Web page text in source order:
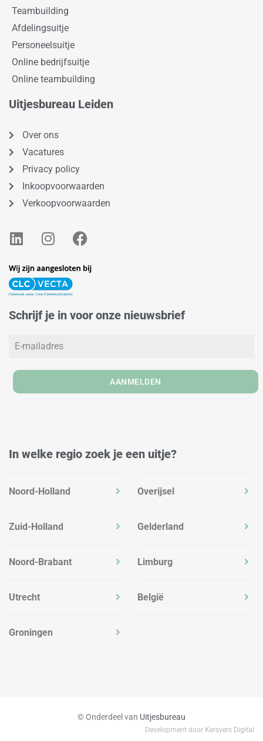
Teambuilding
Afdelingsuitje
Personeelsuitje
Online bedrijfsuitje
Online teambuilding
Uitjesbureau Leiden
Over ons
Vacatures
Privacy policy
Inkoopvoorwaarden
Verkoopvoorwaarden
L
i
k
e
i
I
n
t
a
r
m
F
a
e
o
Schrijf je in voor onze nieuwsbrief
AANMELDEN
In welke regio zoek je een uitje?
Noord-Holland
Zuid-Holland
Noord-Brabant
Utrecht
Groningen
Overijsel
Gelderland
Limburg
België
© Onderdeel van Uitjesbureau
Development door Kersvers Digital